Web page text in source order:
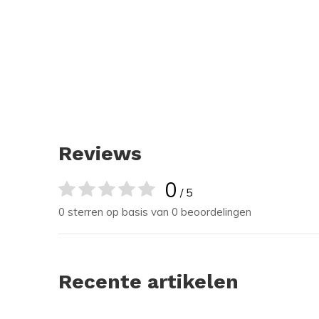
Reviews
0 / 5
0 sterren op basis van 0 beoordelingen
Recente artikelen